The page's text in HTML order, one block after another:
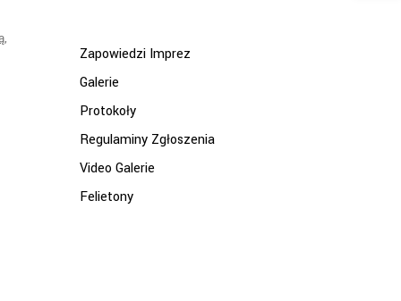
,
Zapowiedzi Imprez
Galerie
Protokoły
Regulaminy Zgłoszenia
Video Galerie
Felietony